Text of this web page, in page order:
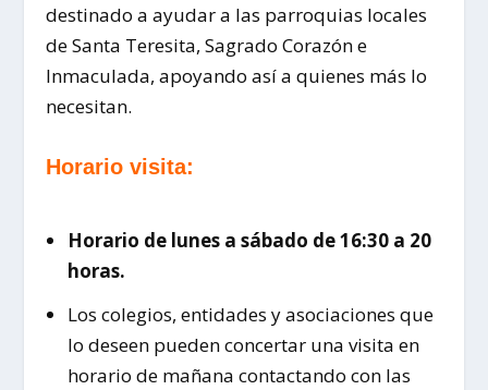
destinado a ayudar a las parroquias locales
de Santa Teresita, Sagrado Corazón e
Inmaculada, apoyando así a quienes más lo
necesitan.
Horario visita:
Horario de lunes a sábado de 16:30 a 20
horas.
Los colegios, entidades y asociaciones que
lo deseen pueden concertar una visita en
horario de mañana contactando con las